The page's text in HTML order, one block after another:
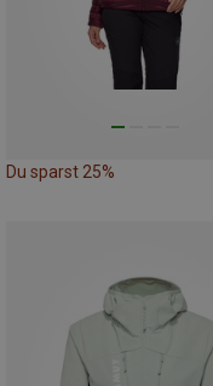
Du sparst 25%